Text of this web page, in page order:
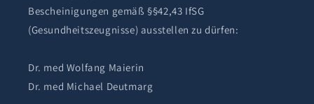
Bescheinigungen gemäß §§42,43 IfSG
(Gesundheitszeugnisse) ausstellen zu dürfen:
Dr. med Wolfang Maierin
Dr. med Michael Deutmarg